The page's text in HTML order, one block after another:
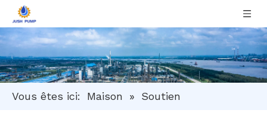
Vous êtes ici: Maison » Soutien